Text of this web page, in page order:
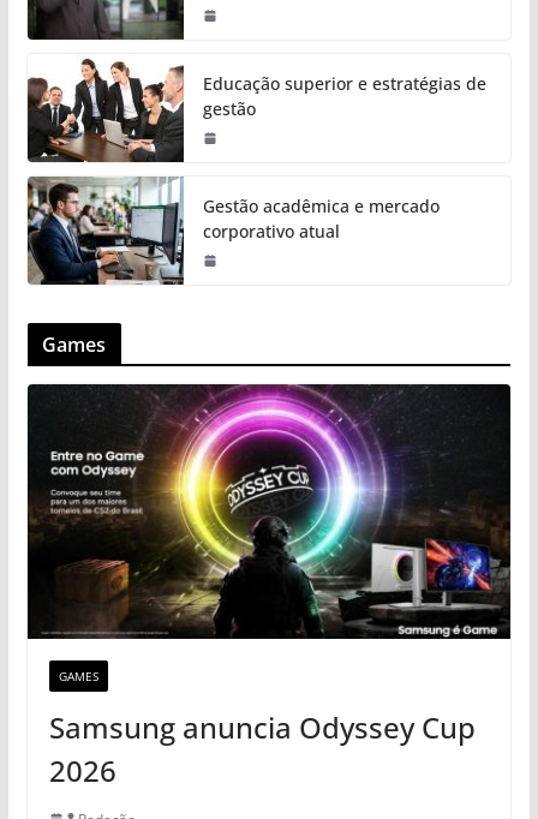
Educação superior e estratégias de
gestão
Gestão acadêmica e mercado
corporativo atual
Games
GAMES
Samsung anuncia Odyssey Cup
2026